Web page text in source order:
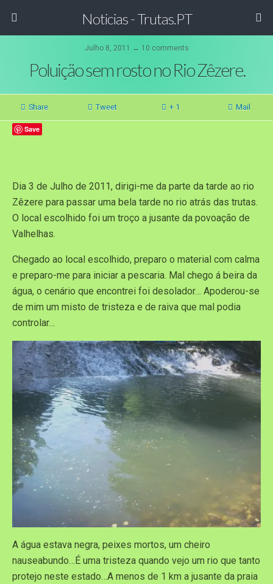
Noticias - Trutas.PT
Julho 8, 2011 ↔ 10 comments
Poluição sem rosto no Rio Zêzere.
Share Tweet + 1 Mail
Save
Dia 3 de Julho de 2011, dirigi-me da parte da tarde ao rio
Zêzere para passar uma bela tarde no rio atrás das trutas.
O local escolhido foi um troço a jusante da povoação de
Valhelhas.
Chegado ao local escolhido, preparo o material com calma
e preparo-me para iniciar a pescaria. Mal chego á beira da
água, o cenário que encontrei foi desolador… Apoderou-se
de mim um misto de tristeza e de raiva que mal podia
controlar…
A água estava negra, peixes mortos, um cheiro
nauseabundo…É uma tristeza quando vejo um rio que tanto
protejo neste estado…A menos de 1 km a jusante da praia